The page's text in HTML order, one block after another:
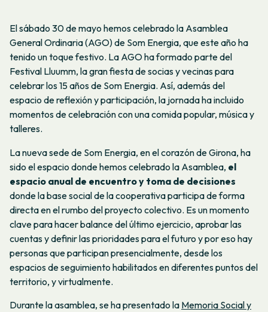
El sábado 30 de mayo hemos celebrado la Asamblea
General Ordinaria (AGO) de Som Energia, que este año ha
tenido un toque festivo. La AGO ha formado parte del
Festival Lluumm, la gran fiesta de socias y vecinas para
celebrar los 15 años de Som Energia. Así, además del
espacio de reflexión y participación, la jornada ha incluido
momentos de celebración con una comida popular, música y
talleres.
La nueva sede de Som Energia, en el corazón de Girona, ha
sido el espacio donde hemos celebrado la Asamblea, el
espacio anual de encuentro y toma de decisiones
donde la base social de la cooperativa participa de forma
directa en el rumbo del proyecto colectivo. Es un momento
clave para hacer balance del último ejercicio, aprobar las
cuentas y definir las prioridades para el futuro y por eso hay
personas que participan presencialmente, desde los
espacios de seguimiento habilitados en diferentes puntos del
territorio, y virtualmente.
Durante la asamblea, se ha presentado la Memoria Social y